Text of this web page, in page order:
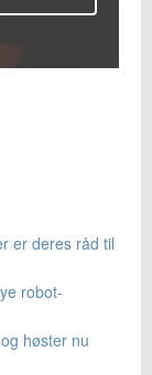
er deres råd til
robot-
høster nu